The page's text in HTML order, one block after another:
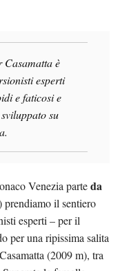
Casamatta è
esperti
e faticosi e
su
Venezia parteda
prendiamo il sentiero
esperti – per il
per una ripissima salita
(2009 m), tra